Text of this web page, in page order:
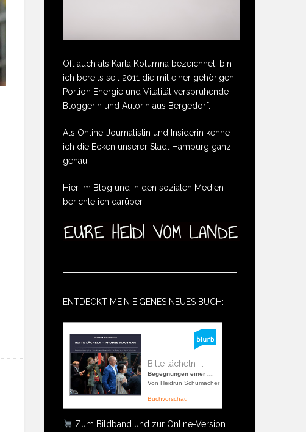
Oft auch als Karla Kolumna bezeichnet, bin
ich bereits seit 2011 die mit einer gehörigen
Portion Energie und Vitalität versprühende
Bloggerin und Autorin aus Bergedorf.
Als Online-Journalistin und Insiderin kenne
ich die Ecken unserer Stadt Hamburg ganz
genau.
Hier im Blog und in den sozialen Medien
berichte ich darüber.
ENTDECKT MEIN EIGENES NEUES BUCH:
Bitte lächeln ...
Begegnungen einer ...
Von Heidrun Schumacher
Buchvorschau
Zum Bildband und zur Online-Version